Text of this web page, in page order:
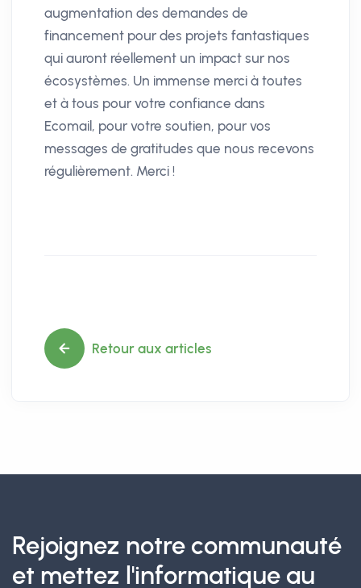
augmentation des demandes de
financement pour des projets fantastiques
qui auront réellement un impact sur nos
écosystèmes. Un immense merci à toutes
et à tous pour votre confiance dans
Ecomail, pour votre soutien, pour vos
messages de gratitudes que nous recevons
régulièrement. Merci !
Retour aux articles
Rejoignez notre communauté
et mettez l'informatique au